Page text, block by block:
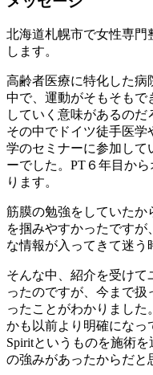
北海道札幌市で女性専門
します。
高齢者医療に特化した病
中で、運動がそもそもで
していく意味があるのだ
その中でドイツ徒手医学
学のセミナーに参加して
ーでした。PT６年目か
ります。
筋膜の勉強をしていたか
を掴みやすかったですが
な情報が入ってきて迷う
そんな中、紹介を受けて
ったのですが、今まで
ったことがわかりまし
かも以前より明確になっ
Spiritというものを施術
の強みがあったからだと